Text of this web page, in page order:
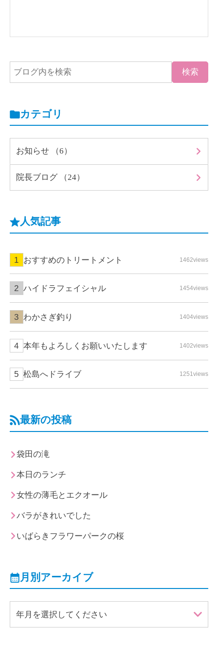
カテゴリ
お知らせ （6）
院長ブログ （24）
人気記事
おすすめのトリートメント 1462views
ハイドラフェイシャル 1454views
わかさぎ釣り 1404views
本年もよろしくお願いいたします 1402views
松島へドライブ 1251views
最新の投稿
袋田の滝
本日のランチ
女性の薄毛とエクオール
バラがきれいでした
いばらきフラワーパークの桜
月別アーカイブ
年月を選択してください